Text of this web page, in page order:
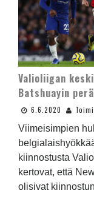
Valioliigan
Batshuayin
6.6.2020
Viimeisimpien
kiinnostusta
kertovat, että
olisivat